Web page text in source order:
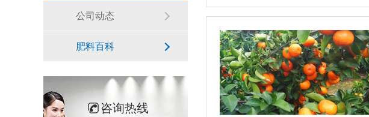
公司动态
肥料百科
咨询热线